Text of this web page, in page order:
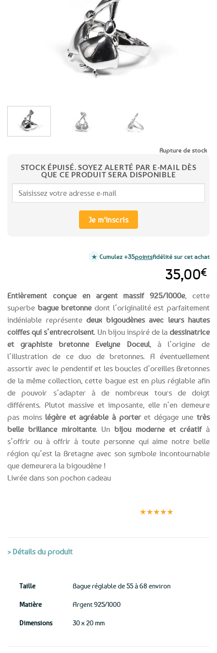
Entièrement conçue en argent massif 925/1000e, cette
superbe bague bretonne dont l’originalité est parfaitement
indéniable représente deux bigoudènes avec leurs hautes
coiffes qui s’entrecroisent. Un bijou inspiré de la dessinatrice
et graphiste bretonne Evelyne Doceul, à l’origine de
l’illustration de ce duo de bretonnes. A éventuellement
assortir avec le pendentif et les boucles d’oreilles Bretonnes
de la même collection, cette bague est en plus réglable afin
de pouvoir s’adapter à de nombreux tours de doigt
différents. Plutot massive et imposante, elle n’en demeure
pas moins légère et agréable à porteret dégage unetrès
belle brillance miroitante. Un bijou moderne et créatifà
s’offrir ou à offrir à toute personne qui aime notre belle
région qu’est la Bretagne avec son symbole incontournable
que demeurera la bigoudène !
Livrée dans son pochon cadeau
35,00€
Rupture de stock
STOCK ÉPUISÉ. SOYEZ ALERTÉ PAR E-MAIL DÈS
QUE CE PRODUIT SERA DISPONIBLE
Je m'inscris
Cumulez +35pointsfidélité sur cet achat
★★★★★
> Détails du produit
Taille Bague réglable de 55 à 68 environ
Matière Argent 925/1000
Dimensions 30 x 20 mm